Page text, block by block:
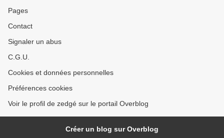
Pages
Contact
Signaler un abus
C.G.U.
Cookies et données personnelles
Préférences cookies
Voir le profil de zedgé sur le portail Overblog
Créer un blog sur Overblog